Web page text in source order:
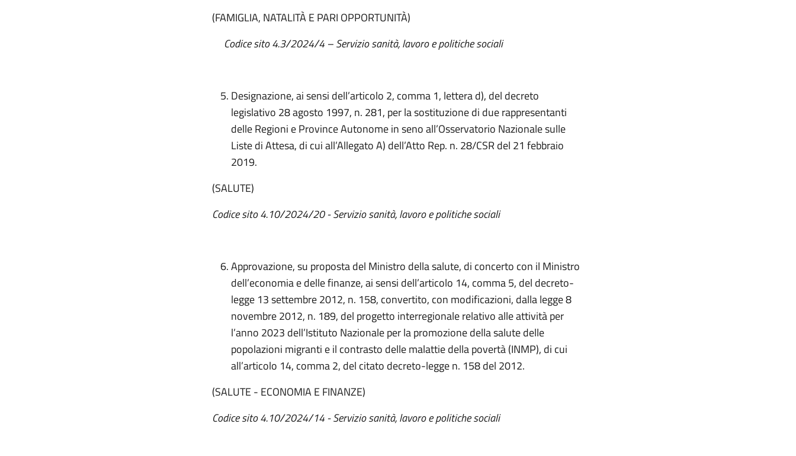
(FAMIGLIA, NATALITÀ E PARI OPPORTUNITÀ)
Codice sito 4.3/2024/4 – Servizio sanità, lavoro e politiche sociali
Designazione, ai sensi dell’articolo 2, comma 1, lettera d), del decreto
legislativo 28 agosto 1997, n. 281, per la sostituzione di due rappresentanti
delle Regioni e Province Autonome in seno all’Osservatorio Nazionale sulle
Liste di Attesa, di cui all’Allegato A) dell’Atto Rep. n. 28/CSR del 21 febbraio
2019.
(SALUTE)
Codice sito 4.10/2024/20 - Servizio sanità, lavoro e politiche sociali
Approvazione, su proposta del Ministro della salute, di concerto con il Ministro
dell’economia e delle finanze, ai sensi dell’articolo 14, comma 5, del decreto-
legge 13 settembre 2012, n. 158, convertito, con modificazioni, dalla legge 8
novembre 2012, n. 189, del progetto interregionale relativo alle attività per
l’anno 2023 dell’Istituto Nazionale per la promozione della salute delle
popolazioni migranti e il contrasto delle malattie della povertà (INMP), di cui
all’articolo 14, comma 2, del citato decreto-legge n. 158 del 2012.
(SALUTE - ECONOMIA E FINANZE)
Codice sito 4.10/2024/14 - Servizio sanità, lavoro e politiche sociali